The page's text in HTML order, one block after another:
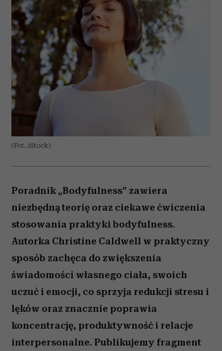
(Fot. iStock)
Poradnik „Bodyfulness” zawiera
niezbędną teorię oraz ciekawe ćwiczenia
stosowania praktyki bodyfulness.
Autorka Christine Caldwell w praktyczny
sposób zachęca do zwiększenia
świadomości własnego ciała, swoich
uczuć i emocji, co sprzyja redukcji stresu i
lęków oraz znacznie poprawia
koncentrację, produktywność i relacje
interpersonalne. Publikujemy fragment